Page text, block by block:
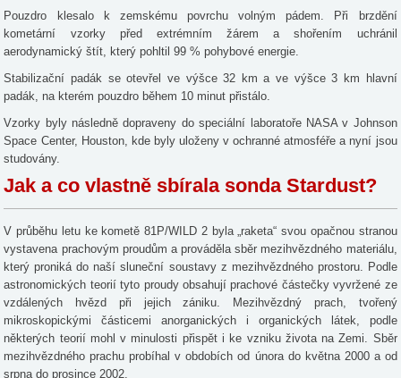
Pouzdro klesalo k zemskému povrchu volným pádem. Při brzdění
kometární vzorky před extrémním žárem a shořením uchránil
aerodynamický štít, který pohltil 99 % pohybové energie.
Stabilizační padák se otevřel ve výšce 32 km a ve výšce 3 km hlavní
padák, na kterém pouzdro během 10 minut přistálo.
Vzorky byly následně dopraveny do speciální laboratoře NASA v Johnson
Space Center, Houston, kde byly uloženy v ochranné atmosféře a nyní jsou
studovány.
Jak a co vlastně sbírala sonda Stardust?
V průběhu letu ke kometě 81P/WILD 2 byla „raketa“ svou opačnou stranou
vystavena prachovým proudům a prováděla sběr mezihvězdného materiálu,
který proniká do naší sluneční soustavy z mezihvězdného prostoru. Podle
astronomických teorií tyto proudy obsahují prachové částečky vyvržené ze
vzdálených hvězd při jejich zániku. Mezihvězdný prach, tvořený
mikroskopickými částicemi anorganických i organických látek, podle
některých teorií mohl v minulosti přispět i ke vzniku života na Zemi. Sběr
mezihvězdného prachu probíhal v obdobích od února do května 2000 a od
srpna do prosince 2002.